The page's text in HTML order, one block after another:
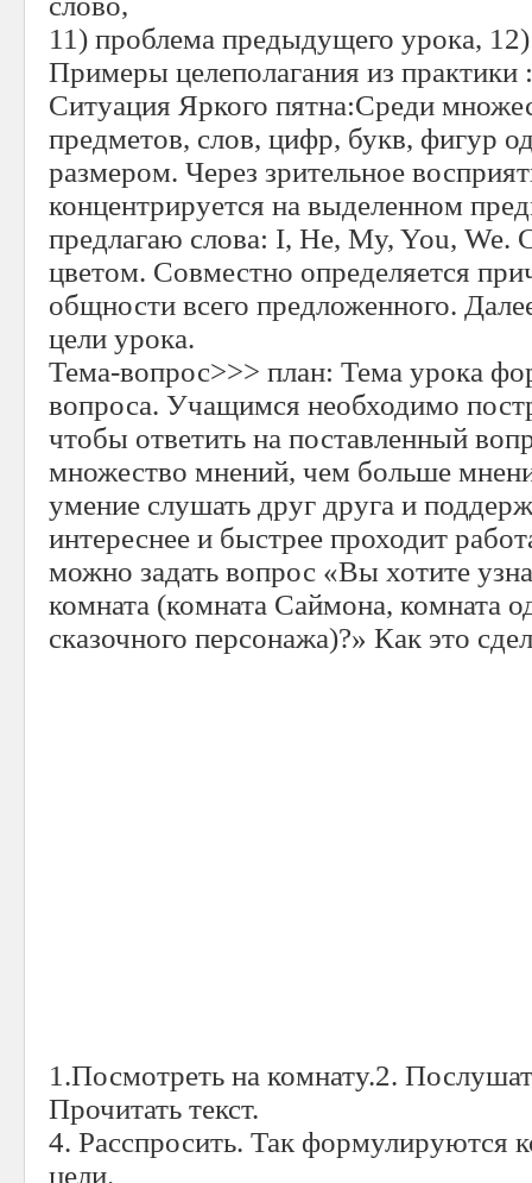
11) проблема предыдущего урока,
Примеры целеполагания из практики :
Ситуация Яркого пятна:Среди
предметов, слов, цифр, букв, фигур
размером. Через зрительное
концентрируется на выделенном
предлагаю слова: I, He, My, You, We.
цветом. Совместно определяется
общности всего предложенного.
цели урока.
Тема-вопрос>>> план: Тема урока
вопроса. Учащимся необходимо
чтобы ответить на поставленный
множество мнений, чем больше
умение слушать друг друга и
интереснее и быстрее проходит
можно задать вопрос «Вы хотите
комната (комната Саймона, комната
сказочного персонажа)?» Как это
1.Посмотреть на комнату.2.
Прочитать текст.
4. Расспросить. Так формулируются
цели.